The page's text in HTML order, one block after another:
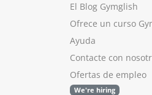
El Blog Gymglish
Ofrece un curso
Ayuda
Contacte con
Ofertas de empleo
We're hiring